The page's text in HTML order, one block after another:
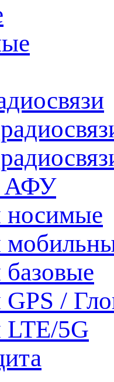
АФУ
/
5G